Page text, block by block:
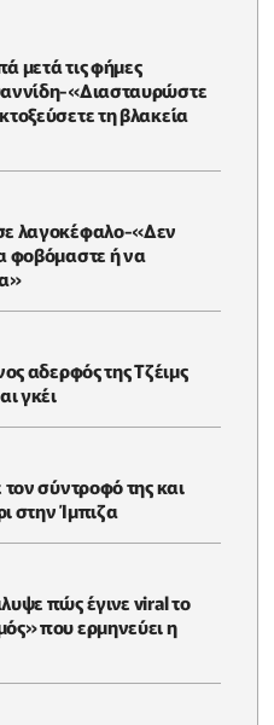
μετά τις φήμες
«Διασταυρώστε
τη βλακεία
λαγοκέφαλο-«Δεν
φοβόμαστε ή να
αδερφός της Τζέιμς
γκέι
σύντροφό της και
στην Ίμπιζα
πώς έγινε viral το
που ερμηνεύει η